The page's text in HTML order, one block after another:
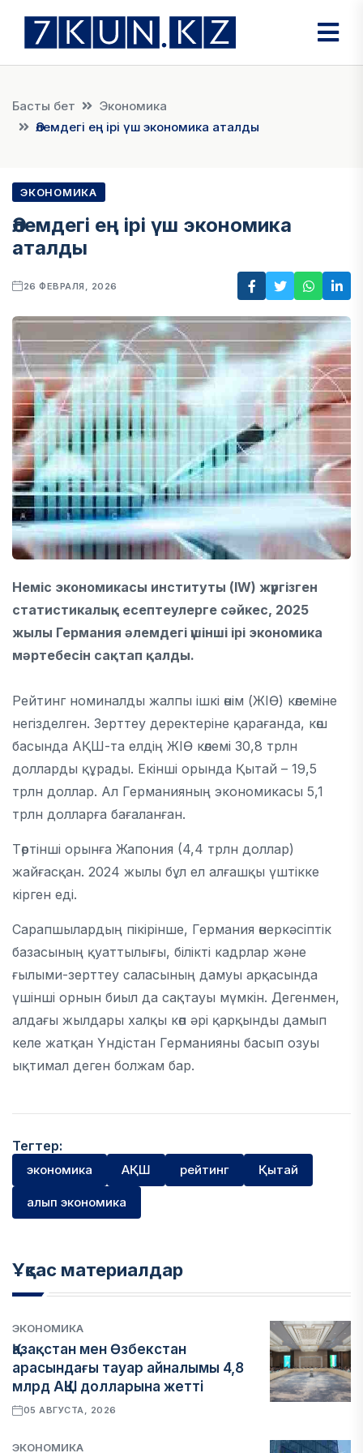
Басты бет
Экономика
Әлемдегі ең ірі үш экономика аталды
ЭКОНОМИКА
Әлемдегі ең ірі үш экономика
аталды
26 ФЕВРАЛЯ, 2026
Неміс экономикасы институты (IW) жүргізген
статистикалық есептеулерге сәйкес, 2025
жылы Германия әлемдегі үшінші ірі экономика
мәртебесін сақтап қалды.
Рейтинг номиналды жалпы ішкі өнім (ЖІӨ) көлеміне
негізделген. Зерттеу деректеріне қарағанда, көш
басында АҚШ-та елдің ЖІӨ көлемі 30,8 трлн
долларды құрады. Екінші орында Қытай – 19,5
трлн доллар. Ал Германияның экономикасы 5,1
трлн долларға бағаланған.
Төртінші орынға Жапония (4,4 трлн доллар)
жайғасқан. 2024 жылы бұл ел алғашқы үштікке
кірген еді.
Сарапшылардың пікірінше, Германия өнеркәсіптік
базасының қуаттылығы, білікті кадрлар және
ғылыми-зерттеу саласының дамуы арқасында
үшінші орнын биыл да сақтауы мүмкін. Дегенмен,
алдағы жылдары халқы көп әрі қарқынды дамып
келе жатқан Үндістан Германияны басып озуы
ықтимал деген болжам бар.
Тегтер:
экономика АҚШ рейтинг Қытай
алып экономика
Ұқсас материалдар
ЭКОНОМИКА
Қазақстан мен Өзбекстан
арасындағы тауар айналымы 4,8
млрд АҚШ долларына жетті
05 АВГУСТА, 2026
ЭКОНОМИКА